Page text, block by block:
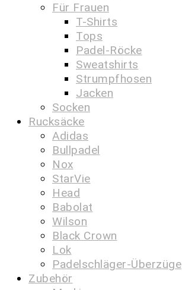
Für Frauen
T-Shirts
Tops
Padel-Röcke
Sweatshirts
Strumpfhosen
Jacken
Socken
Rucksäcke
Adidas
Bullpadel
Nox
StarVie
Head
Babolat
Wilson
Black Crown
Lok
Padelschläger-Überzüge
Zubehör